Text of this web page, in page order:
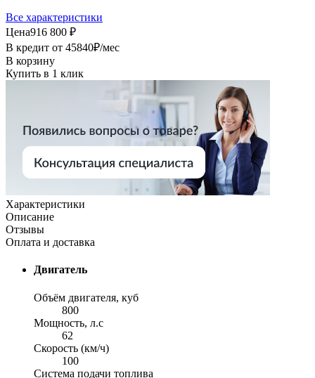
Все характеристики
Цена916 800 ₽
В кредит от 45840₽/мес
В корзину
Купить в 1 клик
Характеристики
Описание
Отзывы
Оплата и доставка
Двигатель
Объём двигателя, куб
800
Мощность, л.с
62
Скорость (км/ч)
100
Система подачи топлива